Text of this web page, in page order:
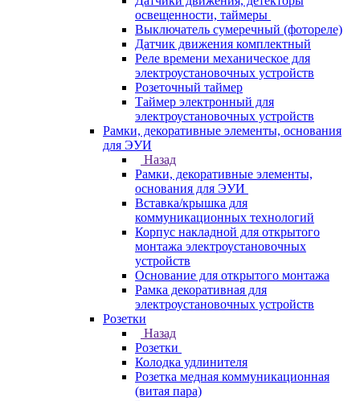
освещенности, таймеры
Выключатель сумеречный (фотореле)
Датчик движения комплектный
Реле времени механическое для
электроустановочных устройств
Розеточный таймер
Таймер электронный для
электроустановочных устройств
Рамки, декоративные элементы, основания
для ЭУИ
Назад
Рамки, декоративные элементы,
основания для ЭУИ
Вставка/крышка для
коммуникационных технологий
Корпус накладной для открытого
монтажа электроустановочных
устройств
Основание для открытого монтажа
Рамка декоративная для
электроустановочных устройств
Розетки
Назад
Розетки
Колодка удлинителя
Розетка медная коммуникационная
(витая пара)